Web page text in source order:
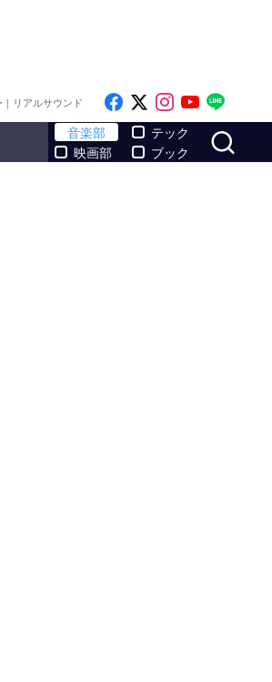
リアルサウンド Like on Facebook
Follow on x
Follow on
Follow
音楽部
映画部
テック
ブック